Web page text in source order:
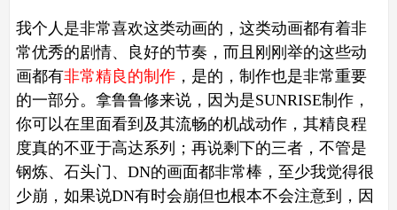
我个人是非常喜欢这类动画的，这类动画都有着非
常优秀的剧情、良好的节奏，而且刚刚举的这些动
画都有非常精良的制作，是的，制作也是非常重要
的一部分。拿鲁鲁修来说，因为是SUNRISE制作，
你可以在里面看到及其流畅的机战动作，其精良程
度真的不亚于高达系列；再说剩下的三者，不管是
钢炼、石头门、DN的画面都非常棒，至少我觉得很
少崩，如果说DN有时会崩但也根本不会注意到，因